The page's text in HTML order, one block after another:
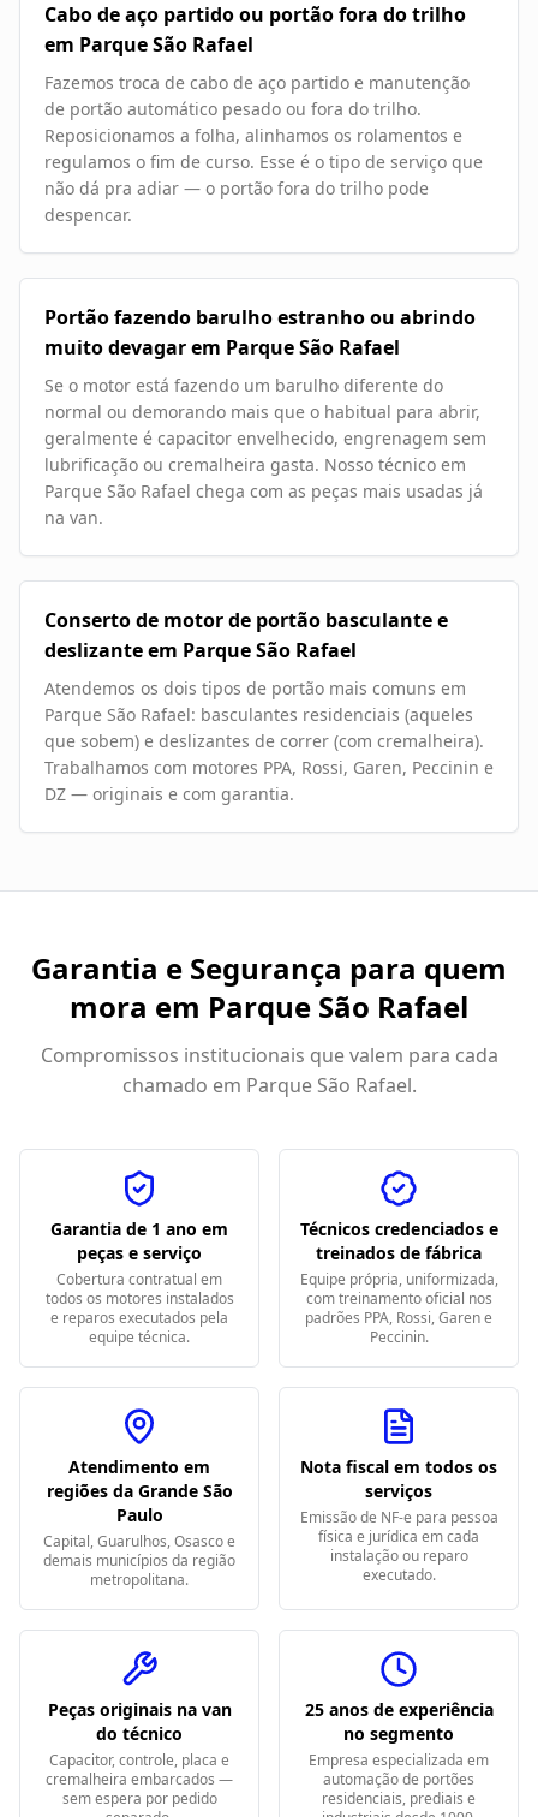
Cabo de aço partido ou portão fora do trilho
em Parque São Rafael
Fazemos troca de cabo de aço partido e manutenção
de portão automático pesado ou fora do trilho.
Reposicionamos a folha, alinhamos os rolamentos e
regulamos o fim de curso. Esse é o tipo de serviço que
não dá pra adiar — o portão fora do trilho pode
despencar.
Portão fazendo barulho estranho ou abrindo
muito devagar em Parque São Rafael
Se o motor está fazendo um barulho diferente do
normal ou demorando mais que o habitual para abrir,
geralmente é capacitor envelhecido, engrenagem sem
lubrificação ou cremalheira gasta. Nosso técnico em
Parque São Rafael chega com as peças mais usadas já
na van.
Conserto de motor de portão basculante e
deslizante em Parque São Rafael
Atendemos os dois tipos de portão mais comuns em
Parque São Rafael: basculantes residenciais (aqueles
que sobem) e deslizantes de correr (com cremalheira).
Trabalhamos com motores PPA, Rossi, Garen, Peccinin e
DZ — originais e com garantia.
Garantia e Segurança para quem
mora em Parque São Rafael
Compromissos institucionais que valem para cada
chamado em Parque São Rafael.
Garantia de 1 ano em
peças e serviço
Cobertura contratual em
todos os motores instalados
e reparos executados pela
equipe técnica.
Técnicos credenciados e
treinados de fábrica
Equipe própria, uniformizada,
com treinamento oficial nos
padrões PPA, Rossi, Garen e
Peccinin.
Atendimento em
regiões da Grande São
Paulo
Capital, Guarulhos, Osasco e
demais municípios da região
metropolitana.
Nota fiscal em todos os
serviços
Emissão de NF-e para pessoa
física e jurídica em cada
instalação ou reparo
executado.
Peças originais na van
do técnico
Capacitor, controle, placa e
cremalheira embarcados —
sem espera por pedido
25 anos de experiência
no segmento
Empresa especializada em
automação de portões
residenciais, prediais e